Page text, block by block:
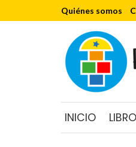
Quiénes somos
INICIO